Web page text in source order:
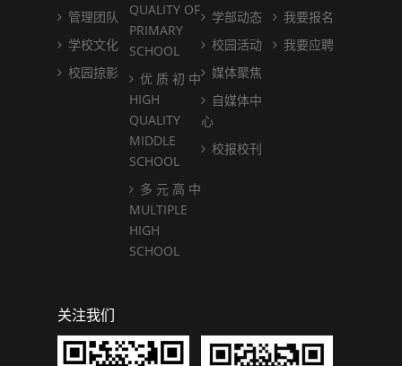
管理团队
学校文化
校园掠影
QUALITY OF
PRIMARY
SCHOOL
优 质 初 中
HIGH
QUALITY
MIDDLE
SCHOOL
多 元 高 中
MULTIPLE
HIGH
SCHOOL
学部动态
校园活动
媒体聚焦
自媒体中
心
校报校刊
我要报名
我要应聘
关注我们